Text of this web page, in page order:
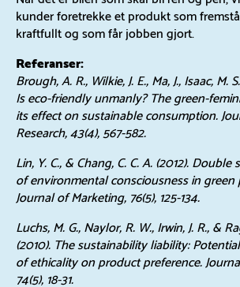
kunder foretrekke et produkt som
kraftfullt og som får jobben gjort.
Referanser:
Brough, A. R., Wilkie, J. E., Ma, J., Isaac, M.
Is eco-friendly unmanly? The green-
its effect on sustainable consumption.
Research, 43(4), 567-582.
Lin, Y. C., & Chang, C. C. A. (2012).
of environmental consciousness in
Journal of Marketing, 76(5), 125-134.
Luchs, M. G., Naylor, R. W., Irwin, J. R., &
(2010). The sustainability liability:
of ethicality on product preference.
74(5), 18-31.